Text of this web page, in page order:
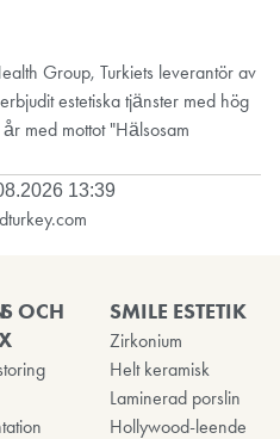
Group, Turkiets leverantör av
estetiska tjänster med hög
med mottot "Hälsosam
13:39
OCH
SMILE ESTETIK
Zirkonium
Helt keramisk
Laminerad porslin
Hollywood-leende